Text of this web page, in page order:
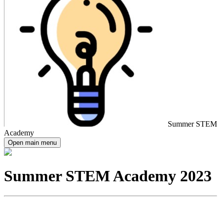
Summer STEM
Academy
Open main menu
Summer STEM Academy 2023